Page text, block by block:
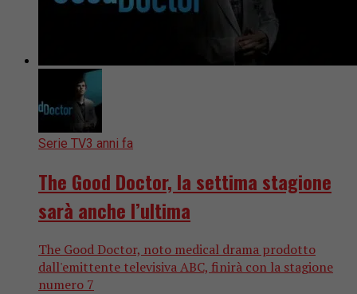
Serie TV3 anni fa
The Good Doctor, la settima stagione
sarà anche l’ultima
The Good Doctor, noto medical drama prodotto
dall'emittente televisiva ABC, finirà con la stagione
numero 7